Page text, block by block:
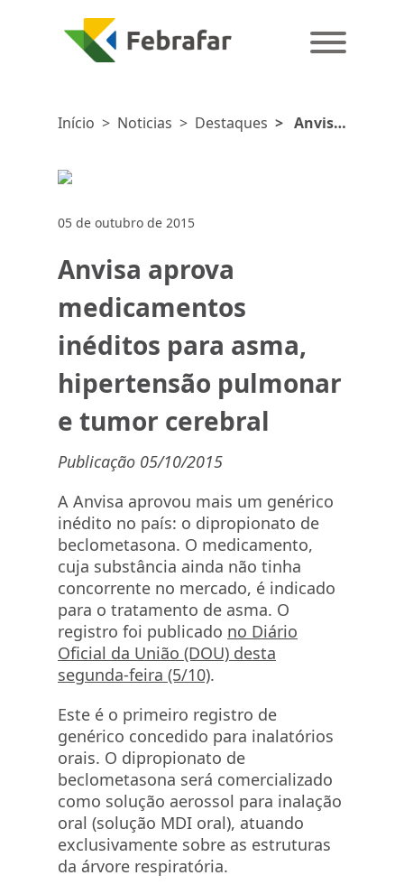
Início > Noticias > Destaques > Anvisa
05 de outubro de 2015
Anvisa aprova
medicamentos
inéditos para asma,
hipertensão pulmonar
e tumor cerebral
Publicação 05/10/2015
A Anvisa aprovou mais um genérico
inédito no país: o dipropionato de
beclometasona. O medicamento,
cuja substância ainda não tinha
concorrente no mercado, é indicado
para o tratamento de asma. O
registro foi publicado no Diário
Oficial da União (DOU) desta
segunda-feira (5/10).
Este é o primeiro registro de
genérico concedido para inalatórios
orais. O dipropionato de
beclometasona será comercializado
como solução aerossol para inalação
oral (solução MDI oral), atuando
exclusivamente sobre as estruturas
da árvore respiratória.